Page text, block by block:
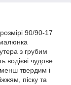
90/90-17
з грубим
водієві чудове
твердим і
піску та